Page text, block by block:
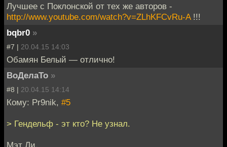
Лучшее с Поклонской от тех же авторов -
http://www.youtube.com/watch?v=ZLhKFCvRu-A!!!
bqbr0 »
#7 | 20.04.15 14:03
Обамян Белый — отлично!
ВоДелаТо »
#8 | 20.04.15 14:14
Кому: Pr9nik, #5
> Гендельф - эт кто? Не узнал.
Мэт Ли.